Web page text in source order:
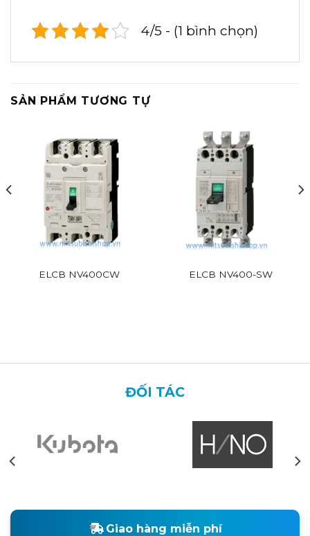
4/5 - (1 bình chọn)
SẢN PHẨM TƯƠNG TỰ
ELCB NV400CW ELCB NV400-SW
ĐỐI TÁC
Giao hàng miễn phí